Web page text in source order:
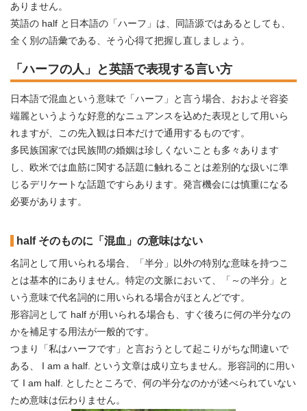
ありません。
英語の half と日本語の「ハーフ」は、同語源ではあるとしても、
全く別の語彙である、そう心得て把握し直しましょう。
「ハーフの人」と英語で表現する言い方
日本語で混血という意味で「ハーフ」と言う場合、おおよそ容姿
端麗というような好意的なニュアンスを込めた表現として用いら
れますが、この先入観は日本だけで通用するものです。
多民族国家では民族間の婚姻は珍しくないことも多々あります
し、欧米では血筋に関する話題に触れることは差別的な扱いに準
じるデリケートな話題ですらあります。発言機会には慎重になる
必要があります。
half そのものに「混血」の意味はない
名詞として用いられる場合、「半分」以外の特別な意味を持つこ
とは基本的にありません。特定の文脈において、「～の半分」と
いう意味で代名詞的に用いられる場合がほとんどです。
形容詞として half が用いられる場合も、すぐ後ろに何の半分なの
かを補足する用法が一般的です。
つまり「私はハーフです」と言おうとして起こりがちな間違いで
ある、 I am a half. という文章は成り立ちません。形容詞的に用い
て I am half. としたところで、何の半分なのかが述べられていない
ため意味は伝わりません。